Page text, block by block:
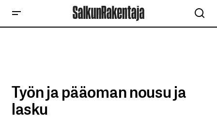
Työn ja pääoman nousu ja
lasku